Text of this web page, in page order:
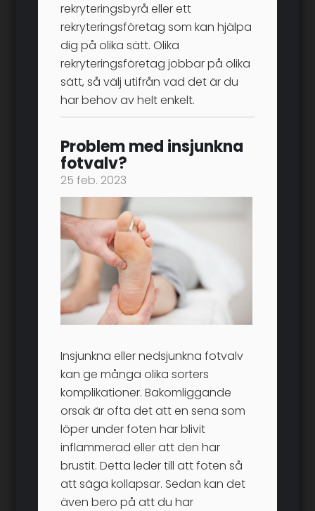
rekryteringsbyrå eller ett
rekryteringsföretag som kan hjälpa
dig på olika sätt. Olika
rekryteringsföretag jobbar på olika
sätt, så välj utifrån vad det är du
har behov av helt enkelt.
Problem med insjunkna
fotvalv?
25 feb. 2023
Insjunkna eller nedsjunkna fotvalv
kan ge många olika sorters
komplikationer. Bakomliggande
orsak är ofta det att en sena som
löper under foten har blivit
inflammerad eller att den har
brustit. Detta leder till att foten så
att säga kollapsar. Sedan kan det
även bero på att du har